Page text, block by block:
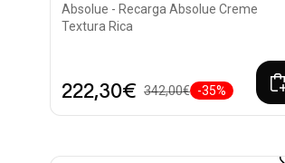
Absolue - Recarga Absolue Creme
Textura Rica
222,30€ 342,00€ -35%